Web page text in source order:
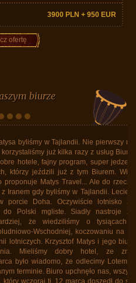
3900 PLN + 950 EUR
ofertę
biurze
w Tajlandii. Nie pierwszy raz. Z dość
już kilka razy z usług Biura. Zawsze
program, super jedzenie. Ale to
już z tym Biurem. Wiem, że są
Travel... Ale do rzeczy. Donald
byliśmy w Tajlandii. Lecieliśmy linią
Oczywiście lotnisko zamknięte,
Siadły nastroje z powodu
o tysiącach Polaków
koczowaniu na lotniskach,
Krzysztof Matys i jego biuro stanęło
dobry hotel, ze znakomitymi
że odlecimy Lotem 12 marca
Biuro upchnęło nas, wszystkich bez
tj. 12 marca doszedł do skutku. Nie